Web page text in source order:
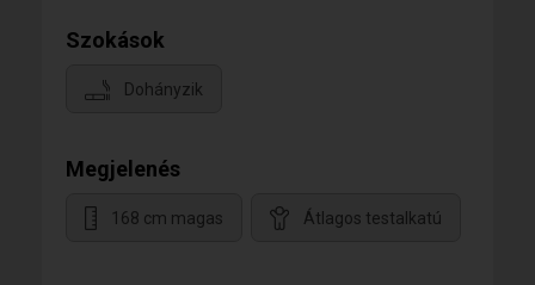
Szokások
Dohányzik
Megjelenés
168 cm magas Átlagos testalkatú